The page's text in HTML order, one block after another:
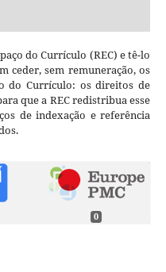
do Currículo (REC) e tê-lo
ceder, sem remuneração, os
do Currículo: os direitos de
que a REC redistribua esse
de indexação e referência
0